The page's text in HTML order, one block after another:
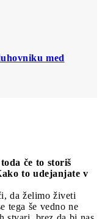
med
če to storiš
to udejanjate v
da želimo živeti
tega še vedno ne